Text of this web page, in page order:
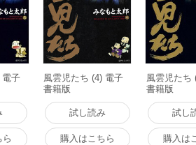
電子
ら
風雲児たち (4) 電子
書籍版
試し読み
購入はこちら
風雲児たち
書籍版
試し
購入は